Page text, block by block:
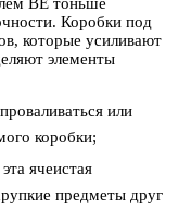
Коробки под
которые усиливают
элементы
или
коробки;
ячеистая
предметы друг